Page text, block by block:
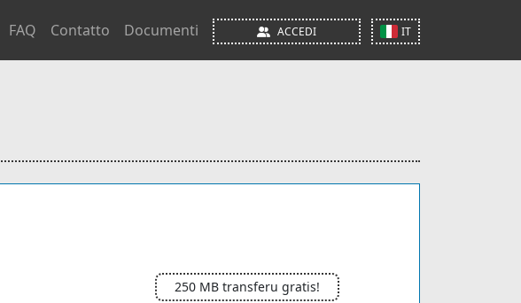
FAQ Contatto Documenti ACCEDI IT
250 MB transferu gratis!